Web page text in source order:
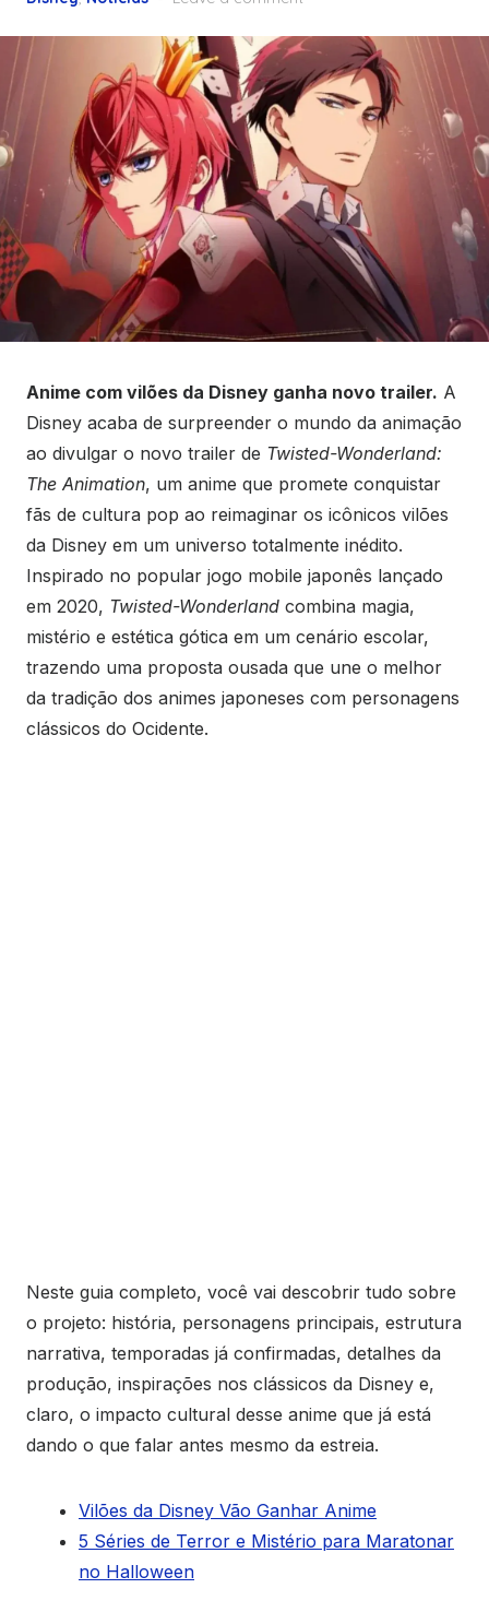
Anime com vilões da Disney ganha novo trailer. A
Disney acaba de surpreender o mundo da animação
ao divulgar o novo trailer de Twisted-Wonderland:
The Animation, um anime que promete conquistar
fãs de cultura pop ao reimaginar os icônicos vilões
da Disney em um universo totalmente inédito.
Inspirado no popular jogo mobile japonês lançado
em 2020, Twisted-Wonderland combina magia,
mistério e estética gótica em um cenário escolar,
trazendo uma proposta ousada que une o melhor
da tradição dos animes japoneses com personagens
clássicos do Ocidente.
Neste guia completo, você vai descobrir tudo sobre
o projeto: história, personagens principais, estrutura
narrativa, temporadas já confirmadas, detalhes da
produção, inspirações nos clássicos da Disney e,
claro, o impacto cultural desse anime que já está
dando o que falar antes mesmo da estreia.
Vilões da Disney Vão Ganhar Anime
5 Séries de Terror e Mistério para Maratonar
no Halloween